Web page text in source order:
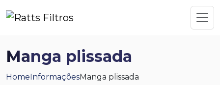
Manga plissada
Home InformaçõesManga plissada